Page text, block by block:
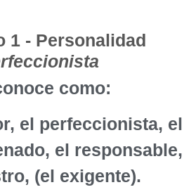
1 - Personalidad
como:
el perfeccionista, el
el responsable,
(el exigente).